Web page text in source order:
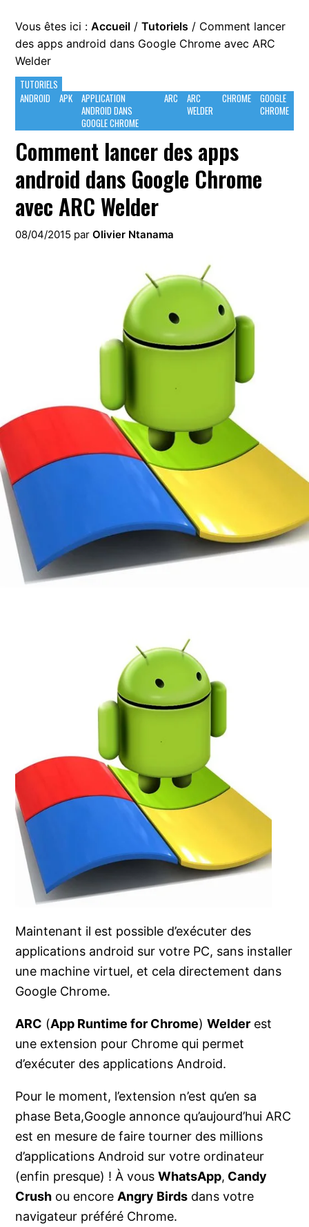
Vous êtes ici :Accueil / Tutoriels / Comment lancer
des apps android dans Google Chrome avec ARC
Welder
TUTORIELS
ANDROID
APK
APPLICATION
ANDROID DANS
GOOGLE CHROME
ARC
ARC
WELDER
CHROME
GOOGLE
CHROME
Comment lancer des apps
android dans Google Chrome
avec ARC Welder
08/04/2015 parOlivier Ntanama
Maintenant il est possible d’exécuter des
applications android sur votre PC, sans installer
une machine virtuel, et cela directement dans
Google Chrome.
ARC (App Runtime for Chrome)Welder est
une extension pour Chrome qui permet
d’exécuter des applications Android.
Pour le moment, l’extension n’est qu’en sa
phase Beta,Google annonce qu’aujourd’hui ARC
est en mesure de faire tourner des millions
d’applications Android sur votre ordinateur
(enfin presque) ! À vousWhatsApp, Candy
Crush ou encoreAngry Birds dans votre
navigateur préféré Chrome.